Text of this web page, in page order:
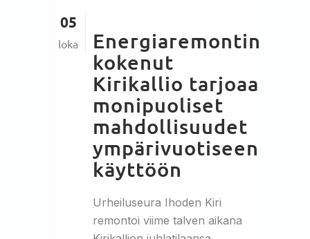
05
loka
Energiaremontin
kokenut
Kirikallio tarjoaa
monipuoliset
mahdollisuudet
ympärivuotiseen
käyttöön
Urheiluseura Ihoden Kiri
remontoi viime talven aikana